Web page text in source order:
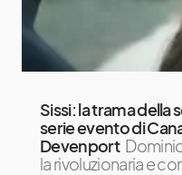
Sissi: la trama
serie evento di
Devenport
la rivoluzionaria e